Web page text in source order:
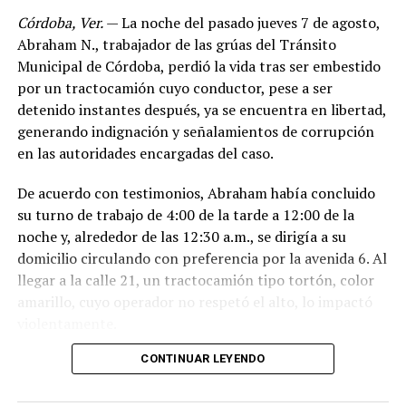
Córdoba, Ver.— La noche del pasado jueves 7 de agosto,
Abraham N., trabajador de las grúas del Tránsito
Municipal de Córdoba, perdió la vida tras ser embestido
por un tractocamión cuyo conductor, pese a ser
detenido instantes después, ya se encuentra en libertad,
generando indignación y señalamientos de corrupción
en las autoridades encargadas del caso.
De acuerdo con testimonios, Abraham había concluido
su turno de trabajo de 4:00 de la tarde a 12:00 de la
noche y, alrededor de las 12:30 a.m., se dirigía a su
domicilio circulando con preferencia por la avenida 6. Al
llegar a la calle 21, un tractocamión tipo tortón, color
amarillo, cuyo operador no respetó el alto, lo impactó
El conductor, identificado como Adán “N.”, de
CONTINUAR LEYENDO